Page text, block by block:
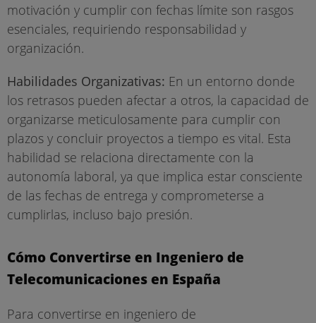
motivación y cumplir con fechas límite son rasgos
esenciales, requiriendo responsabilidad y
organización.
Habilidades Organizativas: En un entorno donde
los retrasos pueden afectar a otros, la capacidad de
organizarse meticulosamente para cumplir con
plazos y concluir proyectos a tiempo es vital. Esta
habilidad se relaciona directamente con la
autonomía laboral, ya que implica estar consciente
de las fechas de entrega y comprometerse a
cumplirlas, incluso bajo presión.
Cómo Convertirse en Ingeniero de
Telecomunicaciones en España
Para convertirse en ingeniero de